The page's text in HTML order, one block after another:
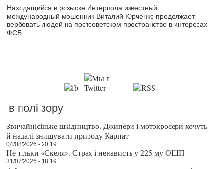
Находящийся в розыске Интерпола известный
международный мошенник Виталий Юрченко продолжает
вербовать людей на постсоветском пространстве в интересах
ФСБ.
в полі зору
Звичайнісіньке шкідництво. Джипери і мотокросери хочуть
й надалі знищувати природу Карпат
04/08/2026 - 20:19
Не тільки «Скеля». Страх і ненависть у 225-му ОШП
31/07/2026 - 18:19